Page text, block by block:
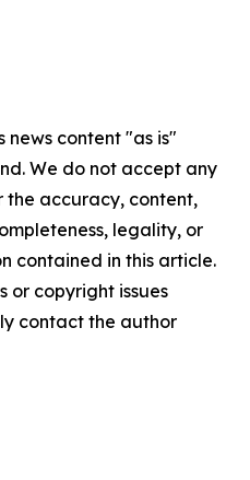
news content "as is"
We do not accept any
the accuracy, content,
legality, or
contained in this article.
or copyright issues
contact the author